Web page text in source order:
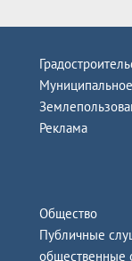
Реклама
Общество
Публичные
общественные